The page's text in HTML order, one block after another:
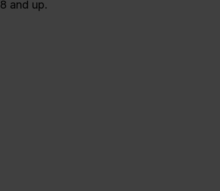
and up.